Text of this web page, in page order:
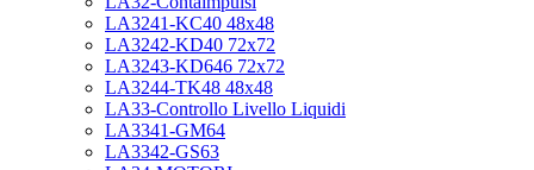
LA3241-KC40 48x48
LA3242-KD40 72x72
LA3243-KD646 72x72
LA3244-TK48 48x48
LA33-Controllo Livello Liquidi
LA3341-GM64
LA3342-GS63